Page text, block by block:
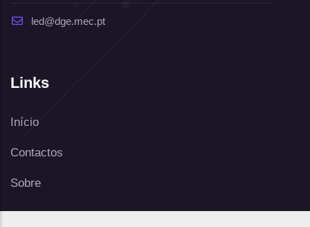
led@dge.mec.pt
Links
Início
Contactos
Sobre